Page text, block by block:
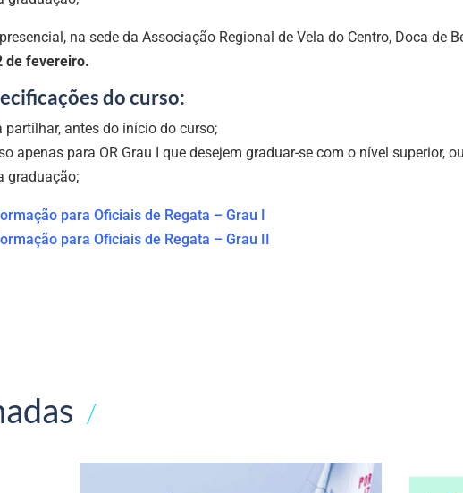
na sede da Associação Regional de Vela do Centro, Doca de
de fevereiro.
do curso:
partilhar, antes do início do curso;
apenas para OR Grau I que desejem graduar-se com o nível superior,
graduação;
para Oficiais de Regata – Grau I
para Oficiais de Regata – Grau II